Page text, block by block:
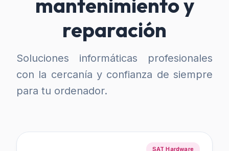
mantenimiento y
reparación
Soluciones informáticas profesionales
con la cercanía y confianza de siempre
para tu ordenador.
SAT Hardware